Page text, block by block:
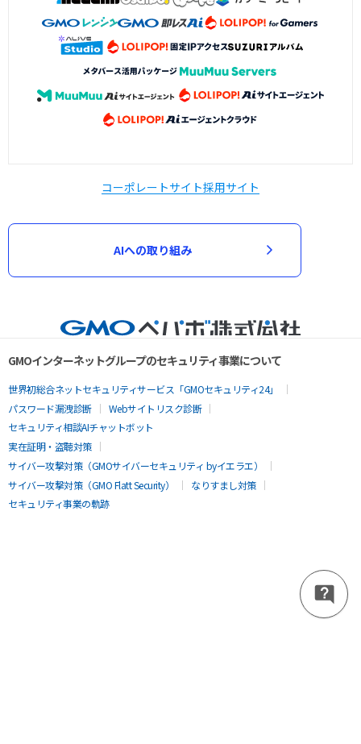
コーポレートサイト採用サイト
AIへの取り組み
GMOインターネットグループのセキュリティ事業について
世界初総合ネットセキュリティサービス「GMOセキュリティ24」
パスワード漏洩診断
Webサイトリスク診断
セキュリティ相談AIチャットボット
実在証明・盗聴対策
サイバー攻撃対策（GMOサイバーセキュリティ byイエラエ）
サイバー攻撃対策（GMO Flatt Security）
なりすまし対策
セキュリティ事業の軌跡